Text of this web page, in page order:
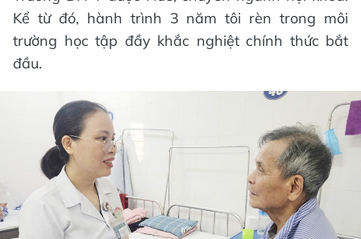
Kể từ đó, hành trình 3 năm tôi rèn trong môi
trường học tập đầy khắc nghiệt chính thức bắt
đầu.